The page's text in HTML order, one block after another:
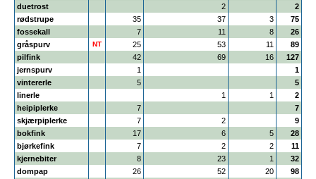
duetrost
2
2
rødstrupe
35 37 3
75
fossekall
7 11 8
26
gråspurv
NT 25 53 11
89
pilfink
42 69 16
127
jernspurv
1
1
vintererle
5
5
linerle
1 1
2
heipiplerke
7
7
skjærpiplerke
7 2
9
bokfink
17 6 5
28
bjørkefink
7 2 2
11
kjernebiter
8 23 1
32
dompap
26 52 20
98